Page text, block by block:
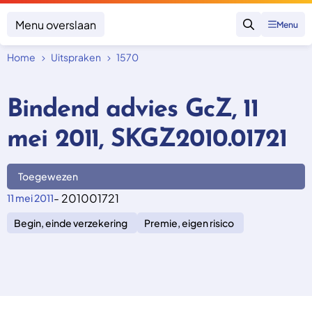
Menu overslaan
Zoeken
Menu
Onderwerpen
Zorgverzekering afsluiten
Zorgverzekering betalen
Vergoeding van zorg
Zorg in het buitenland
Nieuw in Nederland
Geen zorgverzekering
Focus en impact
Uitspraken
Trainingen
Home Uitspraken 1570
Bindend advies GcZ, 11
mei 2011, SKGZ2010.01721
Toegewezen
11 mei 2011- 201001721
Begin, einde verzekering Premie, eigen risico